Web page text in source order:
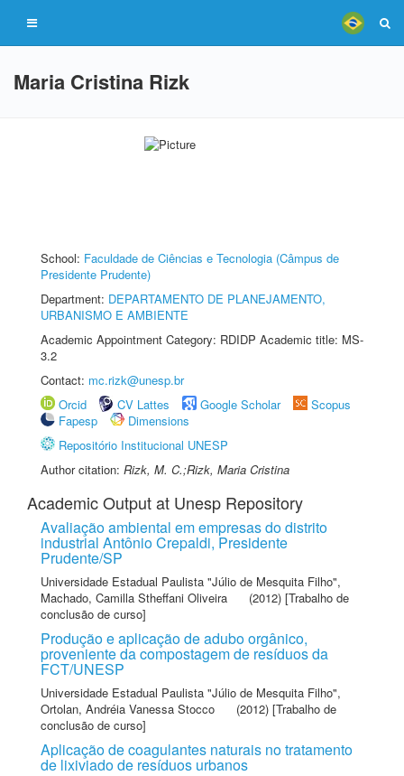
Maria Cristina Rizk
School: Faculdade de Ciências e Tecnologia (Câmpus de
Presidente Prudente)
Department: DEPARTAMENTO DE PLANEJAMENTO,
URBANISMO E AMBIENTE
Academic Appointment Category: RDIDP Academic title: MS-
3.2
Contact: mc.rizk@unesp.br
Orcid
CV Lattes Google Scholar
Scopus
Fapesp
Dimensions
Repositório Institucional UNESP
Author citation: Rizk, M. C.;Rizk, Maria Cristina
Academic Output at Unesp Repository
Avaliação ambiental em empresas do distrito
industrial Antônio Crepaldi, Presidente
Prudente/SP
Universidade Estadual Paulista "Júlio de Mesquita Filho",
Machado, Camilla Stheffani Oliveira
(2012) [Trabalho de
conclusão de curso]
Produção e aplicação de adubo orgânico,
proveniente da compostagem de resíduos da
FCT/UNESP
Universidade Estadual Paulista "Júlio de Mesquita Filho",
Ortolan, Andréia Vanessa Stocco
(2012) [Trabalho de
conclusão de curso]
Aplicação de coagulantes naturais no tratamento
de lixiviado de resíduos urbanos